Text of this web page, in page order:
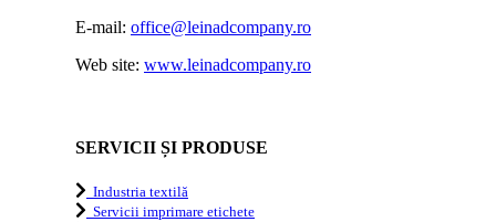
E-mail: office@leinadcompany.ro
Web site: www.leinadcompany.ro
SERVICII ȘI PRODUSE
Industria textilă
Servicii imprimare etichete